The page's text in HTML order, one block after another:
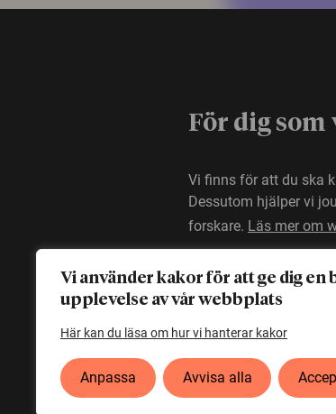
Vi använder kakor för att ge dig en
upplevelse av vår webbplats
Här kan du läsa om hur vi hanterar kakor
Anpassa Avvisa alla
För dig
Vi finns för att du ska
Dessutom hjälper vi
forskare. Läs mer om